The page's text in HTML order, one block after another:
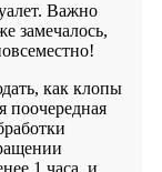
Важно
замечалось,
как клопы
поочередная